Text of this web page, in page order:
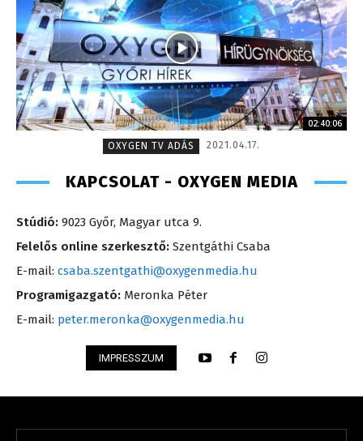
02:40:06
OXYGEN TV ADÁS
2021.04.17.
KAPCSOLAT - OXYGEN MEDIA
Stúdió: 9023 Győr, Magyar utca 9.
Felelős online szerkesztő: Szentgáthi Csaba
E-mail: csaba.szentgathi@oxygenmedia.hu
Programigazgató: Meronka Péter
E-mail: peter.meronka@oxygenmedia.hu
IMPRESSZUM